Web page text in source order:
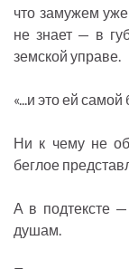
что замужем
не знает — в
земской управе.
«...и это ей
Ни к чему не
беглое
А в подтексте
душам.